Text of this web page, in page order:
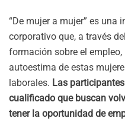
“De mujer a mujer” es
corporativo que, a través
formación sobre el
autoestima de estas
laborales. Las
cualificado que buscan
tener la oportunidad de